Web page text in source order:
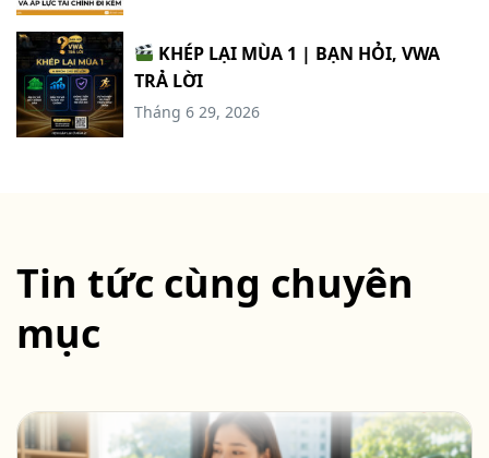
KHÉP LẠI MÙA 1 | BẠN HỎI, VWA
TRẢ LỜI
Tháng 6 29, 2026
Tin tức cùng chuyên
mục